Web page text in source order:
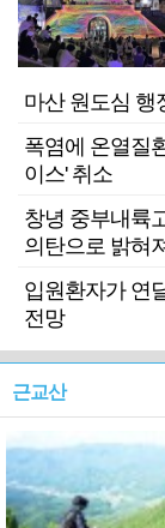
마산 원도심 행
폭염에 온열질
이스' 취소
창녕 중부내륙
의탄으로 밝혀
입원환자가 연
전망
근교산